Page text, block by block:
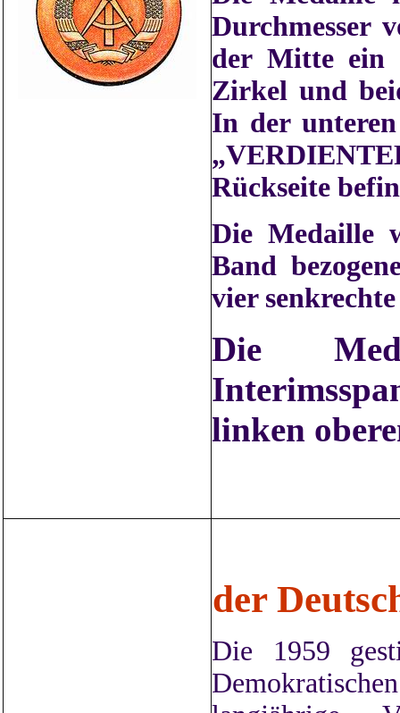
Durchmesser
der Mitte ein
Zirkel und
In der
Rückseite
Die Medaille
Band
vier
Die
linken
der
Die 1959